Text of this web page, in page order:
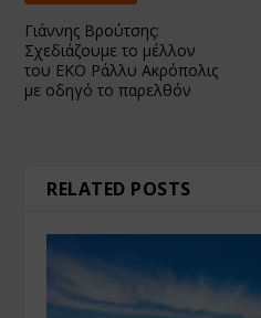
Γιάννης Βρούτσης:
Σχεδιάζουμε το μέλλον
του ΕΚΟ Ράλλυ Ακρόπολις
με οδηγό το παρελθόν
RELATED POSTS